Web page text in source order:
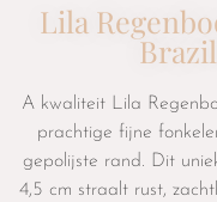
Lila
A kwaliteit Lila
prachtige fijne
gepolijste rand. Dit
4,5 cm straalt rust,